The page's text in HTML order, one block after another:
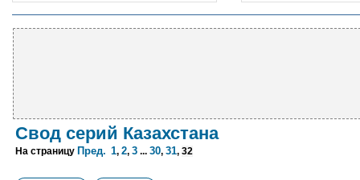
Свод серий Казахстана
На страницу Пред. 1, 2, 3 ... 30, 31, 32